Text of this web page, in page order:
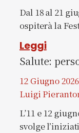
Dal 18 al 21
ospiterà la
Leggi
Salute:
12 Giugno
Luigi
L’11 e 12
svolge